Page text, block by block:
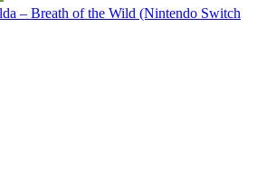
– Breath of the Wild (Nintendo Switch